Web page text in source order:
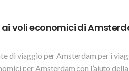
voli economici di
di viaggio per Amsterdam per i
per Amsterdam con l’aiuto